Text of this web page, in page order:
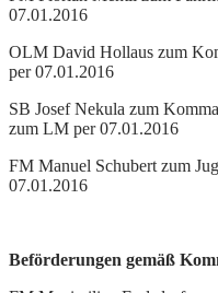
07.01.2016
OLM David Hollaus zum
per 07.01.2016
SB Josef Nekula zum
zum LM per 07.01.2016
FM Manuel Schubert zum
07.01.2016
Beförderungen gemäß